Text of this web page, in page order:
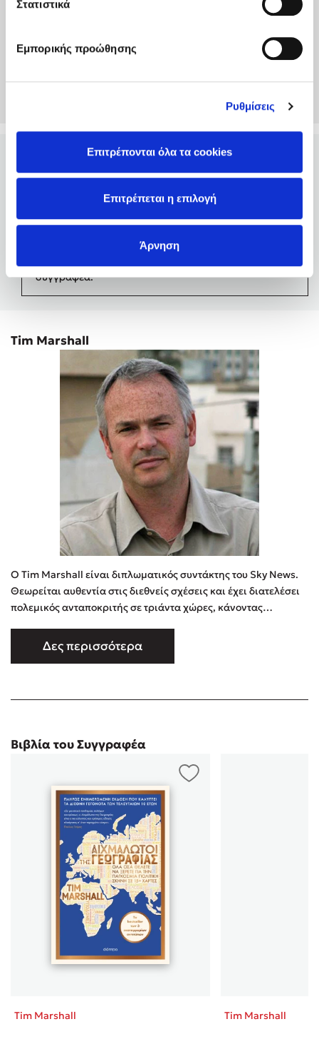
Στατιστικά
Εμπορικής προώθησης
Ρυθμίσεις
Επιτρέπονται όλα τα cookies
Επιτρέπεται η επιλογή
Άρνηση
Συνδέσου
Παπαδημητρίου/ 25-
Ένα βιβλίο γεμάτο απίστευτες πληροφορίες. Πολλές
χρήσιμο . Σχηματίζεις ολοκληρωμένη εικόνα για το
συγγραφέα.
Tim Marshall
Ο Tim Marshall είναι διπλωματικός συντάκτης του Sky News.
Θεωρείται αυθεντία στις διεθνείς σχέσεις και έχει διατελέσει
πολεμικός ανταποκριτής σε τριάντα χώρες, κάνοντας
Μακεδονία, Κόσοβο, Αφγανιστάν, Ιράκ, Λίβανο και Ισραήλ,
ενώ έχει καλύψει τρεις αμερικανικές προεδρικές εκλογές. Το
Δες περισσότερα
Βιβλία του Συγγραφέα
Tim Marshall Tim Marshall